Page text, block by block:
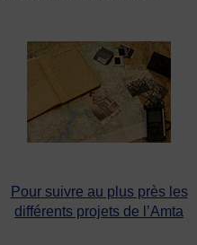
Pour suivre au plus près les
différents projets de l’Amta